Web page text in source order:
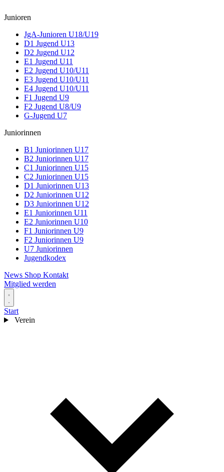
Junioren
JgA-Junioren U18/U19
D1 Jugend U13
D2 Jugend U12
E1 Jugend U11
E2 Jugend U10/U11
E3 Jugend U10/U11
E4 Jugend U10/U11
F1 Jugend U9
F2 Jugend U8/U9
G-Jugend U7
Juniorinnen
B1 Juniorinnen U17
B2 Juniorinnen U17
C1 Juniorinnen U15
C2 Juniorinnen U15
D1 Juniorinnen U13
D2 Juniorinnen U12
D3 Juniorinnen U12
E1 Juniorinnen U11
E2 Juniorinnen U10
F1 Juniorinnen U9
F2 Juniorinnen U9
U7 Juniorinnen
Jugendkodex
News Shop Kontakt
Mitglied werden
Start
Verein